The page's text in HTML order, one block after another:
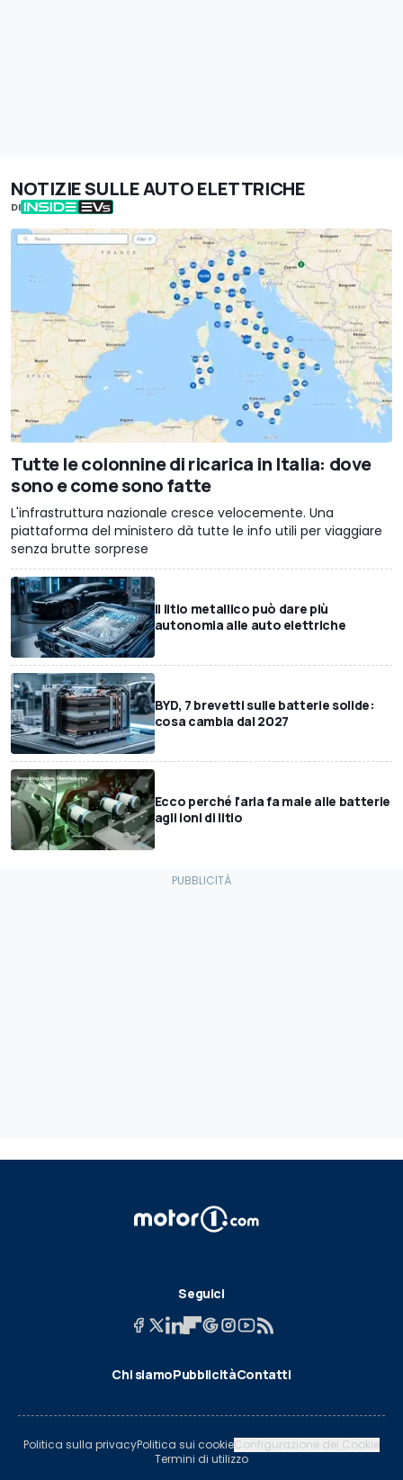
NOTIZIE SULLE AUTO ELETTRICHE
DI
Tutte le colonnine di ricarica in Italia: dove
sono e come sono fatte
L'infrastruttura nazionale cresce velocemente. Una
piattaforma del ministero dà tutte le info utili per viaggiare
senza brutte sorprese
Il litio metallico può dare più
autonomia alle auto elettriche
BYD, 7 brevetti sulle batterie solide:
cosa cambia dal 2027
Ecco perché l'aria fa male alle batterie
agli ioni di litio
Seguici
Chi siamoPubblicitàContatti
Politica sulla privacyPolitica sui cookieConfigurazione dei Cookie
Termini di utilizzo